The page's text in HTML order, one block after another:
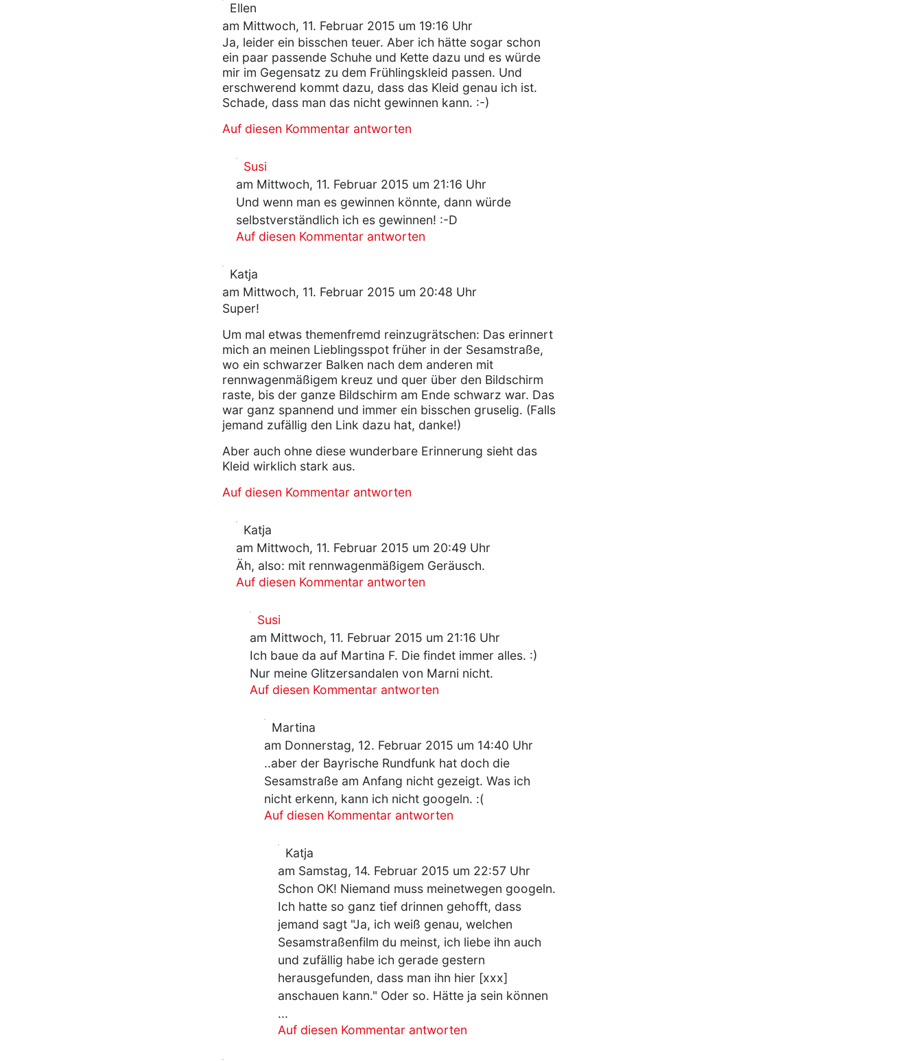
Ellen
am Mittwoch, 11. Februar 2015 um 19:16 Uhr
Ja, leider ein bisschen teuer. Aber ich hätte sogar schon
ein paar passende Schuhe und Kette dazu und es würde
mir im Gegensatz zu dem Frühlingskleid passen. Und
erschwerend kommt dazu, dass das Kleid genau ich ist.
Schade, dass man das nicht gewinnen kann. :-)
Auf diesen Kommentar antworten
Susi
am Mittwoch, 11. Februar 2015 um 21:16 Uhr
Und wenn man es gewinnen könnte, dann würde
selbstverständlich ich es gewinnen! :-D
Auf diesen Kommentar antworten
Katja
am Mittwoch, 11. Februar 2015 um 20:48 Uhr
Super!
Um mal etwas themenfremd reinzugrätschen: Das erinnert
mich an meinen Lieblingsspot früher in der Sesamstraße,
wo ein schwarzer Balken nach dem anderen mit
rennwagenmäßigem kreuz und quer über den Bildschirm
raste, bis der ganze Bildschirm am Ende schwarz war. Das
war ganz spannend und immer ein bisschen gruselig. (Falls
jemand zufällig den Link dazu hat, danke!)
Aber auch ohne diese wunderbare Erinnerung sieht das
Kleid wirklich stark aus.
Auf diesen Kommentar antworten
Katja
am Mittwoch, 11. Februar 2015 um 20:49 Uhr
Äh, also: mit rennwagenmäßigem Geräusch.
Auf diesen Kommentar antworten
Susi
am Mittwoch, 11. Februar 2015 um 21:16 Uhr
Ich baue da auf Martina F. Die findet immer alles. :)
Nur meine Glitzersandalen von Marni nicht.
Auf diesen Kommentar antworten
Martina
am Donnerstag, 12. Februar 2015 um 14:40 Uhr
..aber der Bayrische Rundfunk hat doch die
Sesamstraße am Anfang nicht gezeigt. Was ich
nicht erkenn, kann ich nicht googeln. :(
Auf diesen Kommentar antworten
Katja
am Samstag, 14. Februar 2015 um 22:57 Uhr
Schon OK! Niemand muss meinetwegen googeln.
Ich hatte so ganz tief drinnen gehofft, dass
jemand sagt "Ja, ich weiß genau, welchen
Sesamstraßenfilm du meinst, ich liebe ihn auch
und zufällig habe ich gerade gestern
herausgefunden, dass man ihn hier [xxx]
anschauen kann." Oder so. Hätte ja sein können
...
Auf diesen Kommentar antworten